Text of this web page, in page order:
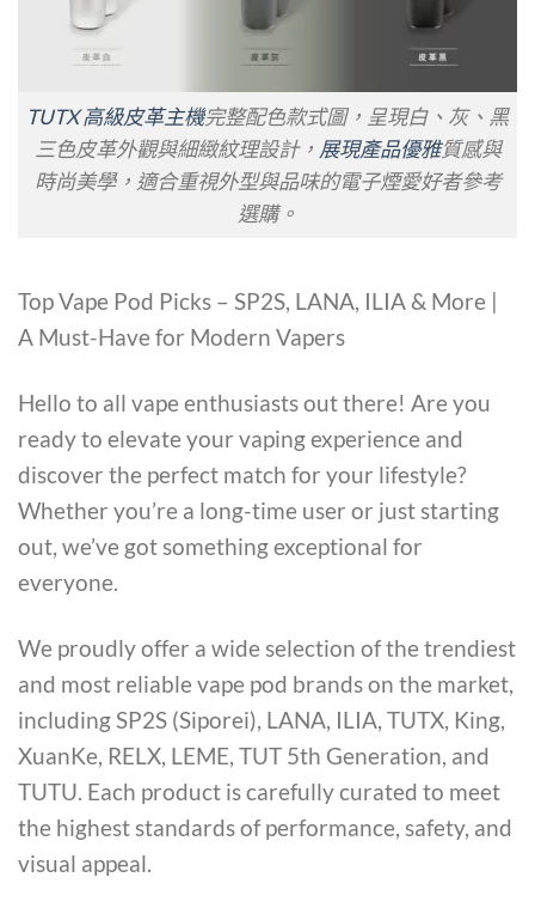
TUTX 高級皮革主機完整配色款式圖，呈現白、灰、黑
三色皮革外觀與細緻紋理設計， 展現產品優雅質感與
時尚美學，適合重視外型與品味的電子煙愛好者參考
選購。
Top Vape Pod Picks – SP2S, LANA, ILIA & More |
A Must-Have for Modern Vapers
Hello to all vape enthusiasts out there! Are you
ready to elevate your vaping experience and
discover the perfect match for your lifestyle?
Whether you’re a long-time user or just starting
out, we’ve got something exceptional for
everyone.
We proudly offer a wide selection of the trendiest
and most reliable vape pod brands on the market,
including SP2S (Siporei), LANA, ILIA, TUTX, King,
XuanKe, RELX, LEME, TUT 5th Generation, and
TUTU. Each product is carefully curated to meet
the highest standards of performance, safety, and
visual appeal.